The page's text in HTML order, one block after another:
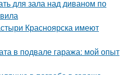
для зала над диваном по
Красноярска имеют
в подвале гаража: мой опыт